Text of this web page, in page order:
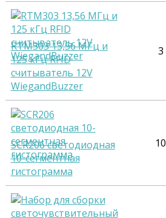
RTM303 13,56 МГц и
125 кГц RFID
считыватель 12V
WiegandBuzzer
3
SCR206 светодиодная
10-сегментная
гистограмма
10